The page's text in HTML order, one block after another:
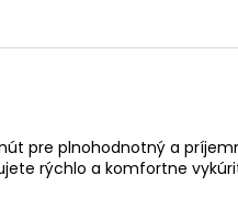
pre plnohodnotný a
rýchlo a komfortne